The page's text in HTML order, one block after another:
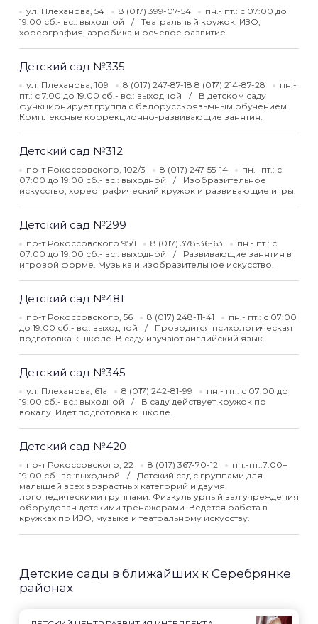
ул. Плеханова, 54 8 (017) 399-07-54
пн.- пт.: с 07:00 до
19:00 сб.- вс.: выходной
Театральный кружок, ИЗО,
хореография, аэробика и речевое развитие.
Детский сад №335
ул. Плеханова, 109 8 (017) 247-87-18 8 (017) 214-87-28
пн.-
пт.: с 7.00 до 19.00 сб.- вс.: выходной
В детском саду
функционирует группа с белорусскоязычным обучением.
Комплексные коррекционно-развивающие занятия.
Детский сад №312
пр-т Рокоссовского, 102/3 8 (017) 247-55-14
пн.- пт.: с
07:00 до 19:00 сб.- вс.: выходной
Изобразительное
искусство, хореографический кружок и развивающие игры.
Детский сад №299
пр-т Рокоссовского 95/1 8 (017) 378-36-63
пн.- пт.: с
07:00 до 19:00 сб.- вс.: выходной
Развивающие занятия в
игровой форме. Музыка и изобразительное искусство.
Детский сад №481
пр-т Рокоссовского, 56 8 (017) 248-11-41
пн.- пт.: с 07:00
до 19:00 сб.- вс.: выходной
Проводится психологическая
подготовка к школе. В саду изучают английский язык.
Детский сад №345
ул. Плеханова, 61а 8 (017) 242-81-99
пн.- пт.: с 07:00 до
19:00 сб.- вс.: выходной
В саду действует кружок по
вокалу. Идет подготовка к школе.
Детский сад №420
пр-т Рокоссовского, 22 8 (017) 367-70-12
пн.-пт.:7:00–
19:00 сб.-вс.:выходной
Детский сад с группами для
малышей всех возрастных категорий и двумя
логопедическими группами. Физкультурный зал учреждения
оборудован детскими тренажерами. Ведется работа в
кружках по ИЗО, музыке и театральному искусству.
Детские сады в ближайших к Серебрянке
районах